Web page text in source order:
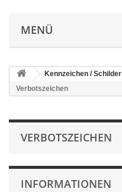
MENÜ
Kennzeichen / Schilder
Verbotszeichen
VERBOTSZEICHEN
INFORMATIONEN